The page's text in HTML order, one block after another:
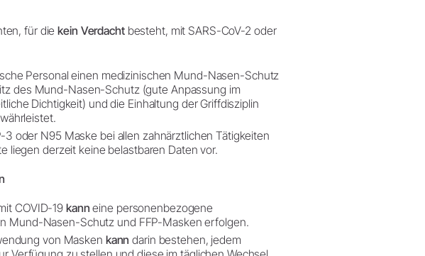
für diekein Verdachtbesteht, mit SARS-CoV-2 oder
Personal einen medizinischen Mund-Nasen-Schutz
des Mund-Nasen-Schutz (gute Anpassung im
Dichtigkeit) und die Einhaltung der Griffdisziplin
3 oder N95 Maske bei allen zahnärztlichen Tätigkeiten
liegen derzeit keine belastbaren Daten vor.
COVID-19 kanneine personenbezogene
Mund-Nasen-Schutz und FFP-Masken erfolgen.
von Masken kanndarin bestehen, jedem